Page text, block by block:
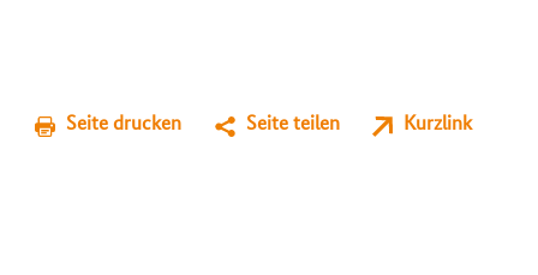
Seite drucken Seite teilen Kurzlink